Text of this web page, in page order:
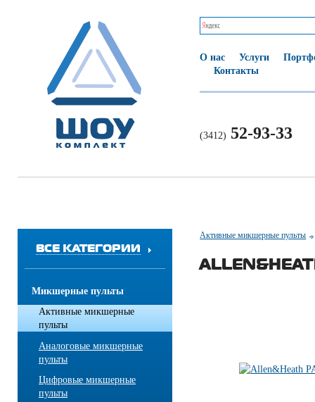
О нас Услуги
Контакты
(3412) 52-93-33
ВСЕ КАТЕГОРИИ
Микшерные пульты
Активные микшерные
пульты
Аналоговые микшерные
пульты
Цифровые микшерные
пульты
Активные микшерные пульты